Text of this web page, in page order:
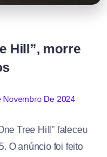
Hill”, morre
Novembro De 2024
Tree Hill" faleceu
O anúncio foi feito